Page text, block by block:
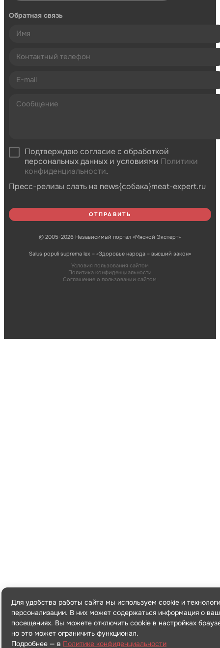
Обратная связь
Подтверждаю согласие с обработкой
персональных данных и условиями Политики
конфиденциальности.
Пресс-релизы слать на news{собака}meat-expert.ru
© 2005-2026 Независимый портал «Мясной Эксперт»
Salus populi suprema lex – «Здоровье народа – высший закон»
Условия пользования сайтом
Политика конфиденциальности
Соглашение о пользовании сайтом
Для удобства работы сайта мы используем cookie и
персонализации. В них может содержаться информация о
посещениях. Вы можете отключить cookie в настройках
но это может ограничить функционал.
Подробнее — в Политике конфиденциальности